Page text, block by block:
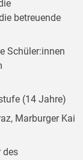
betreuende
Schüler:innen
(14 Jahre)
Marburger Kai
des